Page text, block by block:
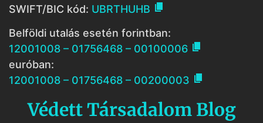
SWIFT/BIC kód: UBRTHUHB 
Belföldi utalás esetén forintban:
12001008 – 01756468 – 00100006 
euróban:
12001008 – 01756468 – 00200003 
Védett Társadalom Blog